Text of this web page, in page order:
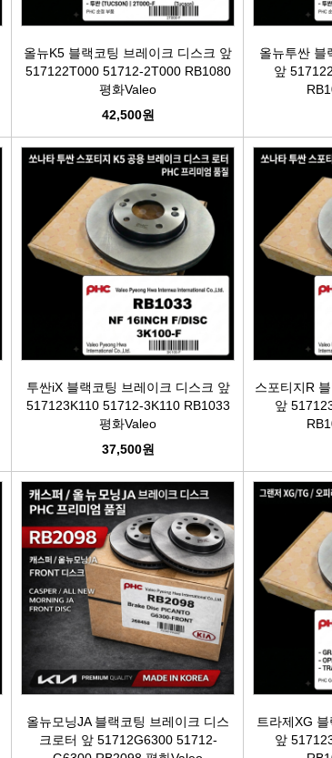
터보차져
TPS센서
CRDI인젝터
올뉴K5 블랙코팅 브레이크 디스크 앞
517122T000 51712-2T000 RB1080
평화Valeo
42,500원
올뉴투싼 블
앞
투싼iX 블랙코팅 브레이크 디스크 앞
517123K110 51712-3K110 RB1033
평화Valeo
37,500원
스포티지R
앞
올뉴모닝JA 블랙코팅 브레이크 디스
크로터 앞 51712G6300 51712-
트라제XG
앞